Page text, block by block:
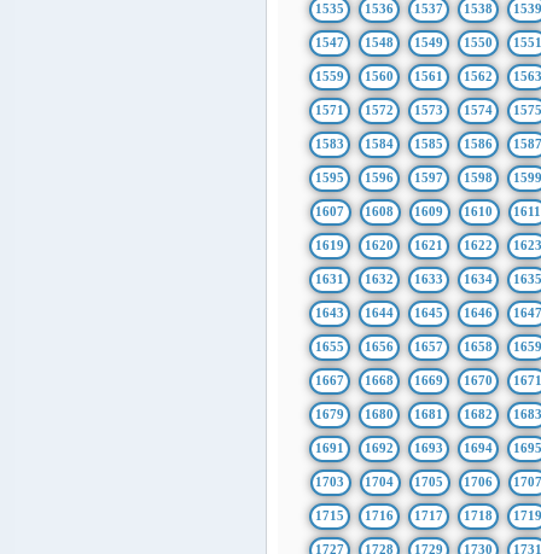
1535 1536 1537 1538 1539
1547 1548 1549 1550 1551
1559 1560 1561 1562 1563
1571 1572 1573 1574 1575
1583 1584 1585 1586 1587
1595 1596 1597 1598 1599
1607 1608 1609 1610 1611
1619 1620 1621 1622 1623
1631 1632 1633 1634 1635
1643 1644 1645 1646 1647
1655 1656 1657 1658 1659
1667 1668 1669 1670 1671
1679 1680 1681 1682 1683
1691 1692 1693 1694 1695
1703 1704 1705 1706
1715 1716 1717 1718 1719
1727 1728 1729 1730 1731